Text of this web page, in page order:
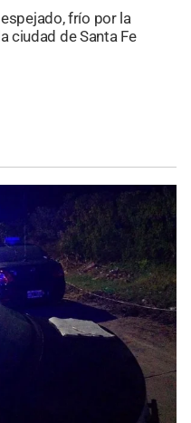
frío por la
ciudad de Santa Fe